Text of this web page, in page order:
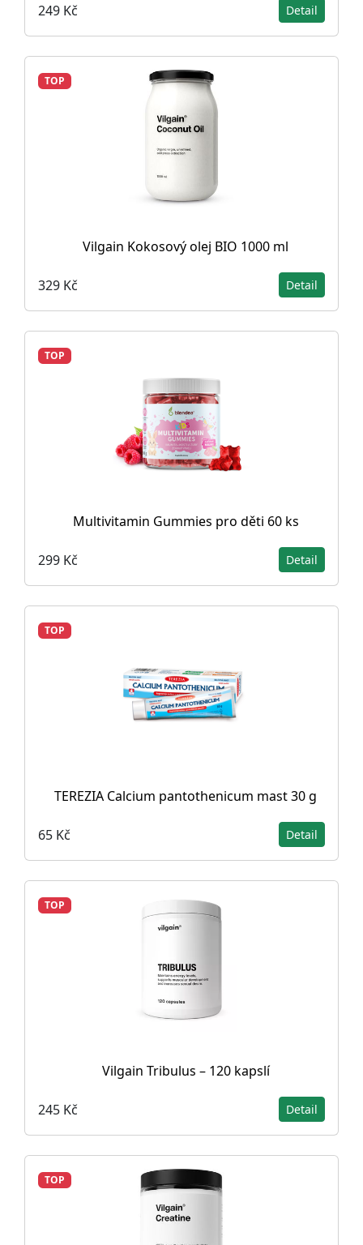
249 Kč Detail
TOP
Vilgain Kokosový olej BIO 1000 ml
329 Kč Detail
TOP
Multivitamin Gummies pro děti 60 ks
299 Kč Detail
TOP
TEREZIA Calcium pantothenicum mast 30 g
65 Kč Detail
TOP
Vilgain Tribulus – 120 kapslí
245 Kč Detail
TOP